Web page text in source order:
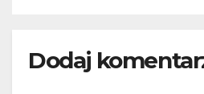
Dodaj